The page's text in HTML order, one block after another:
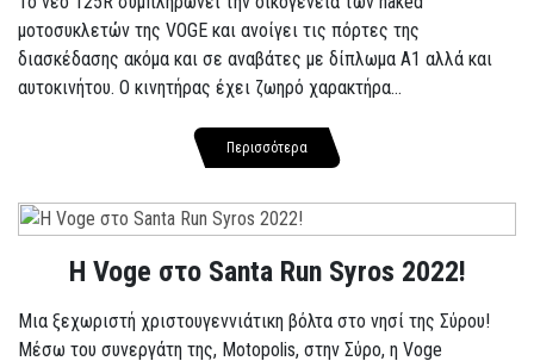
μοτοσυκλετών της VOGE και ανοίγει τις πόρτες της
διασκέδασης ακόμα και σε αναβάτες με δίπλωμα A1 αλλά και
αυτοκινήτου. Ο κινητήρας έχει ζωηρό χαρακτήρα...
Περισσότερα
Η Voge στο Santa Run Syros 2022!
Μια ξεχωριστή χριστουγεννιάτικη βόλτα στο νησί της Σύρου!
Μέσω του συνεργάτη της, Motopolis, στην Σύρο, η Voge